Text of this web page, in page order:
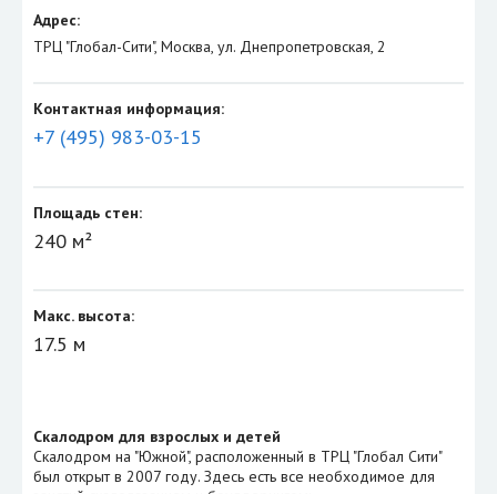
Адрес:
ТРЦ "Глобал-Сити", Москва, ул. Днепропетровская, 2
Контактная информация:
+7 (495) 983-03-15
Площадь стен:
240 м²
Макс. высота:
17.5 м
Скалодром для взрослых и детей
Скалодром на "Южной", расположенный в ТРЦ "Глобал Сити"
был открыт в 2007 году. Здесь есть все необходимое для